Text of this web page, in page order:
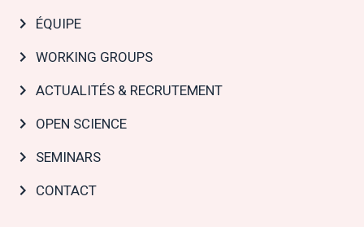
ÉQUIPE
WORKING GROUPS
ACTUALITÉS & RECRUTEMENT
OPEN SCIENCE
SEMINARS
CONTACT